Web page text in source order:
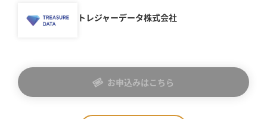
トレジャーデータ株式会社
お申込みはこちら